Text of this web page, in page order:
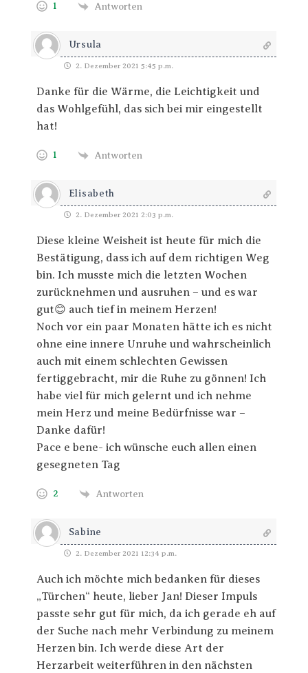
1 Antworten
Ursula
2. Dezember 2021 5:45 p.m.
Danke für die Wärme, die Leichtigkeit und
das Wohlgefühl, das sich bei mir eingestellt
hat!
1 Antworten
Elisabeth
2. Dezember 2021 2:03 p.m.
Diese kleine Weisheit ist heute für mich die
Bestätigung, dass ich auf dem richtigen Weg
bin. Ich musste mich die letzten Wochen
zurücknehmen und ausruhen – und es war
gut😊 auch tief in meinem Herzen!
Noch vor ein paar Monaten hätte ich es nicht
ohne eine innere Unruhe und wahrscheinlich
auch mit einem schlechten Gewissen
fertiggebracht, mir die Ruhe zu gönnen! Ich
habe viel für mich gelernt und ich nehme
mein Herz und meine Bedürfnisse war –
Danke dafür!
Pace e bene- ich wünsche euch allen einen
gesegneten Tag
2 Antworten
Sabine
2. Dezember 2021 12:34 p.m.
Auch ich möchte mich bedanken für dieses
„Türchen“ heute, lieber Jan! Dieser Impuls
passte sehr gut für mich, da ich gerade eh auf
der Suche nach mehr Verbindung zu meinem
Herzen bin. Ich werde diese Art der
Herzarbeit weiterführen in den nächsten